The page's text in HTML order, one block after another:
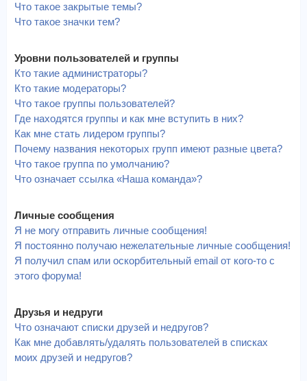
Что такое закрытые темы?
Что такое значки тем?
Уровни пользователей и группы
Кто такие администраторы?
Кто такие модераторы?
Что такое группы пользователей?
Где находятся группы и как мне вступить в них?
Как мне стать лидером группы?
Почему названия некоторых групп имеют разные цвета?
Что такое группа по умолчанию?
Что означает ссылка «Наша команда»?
Личные сообщения
Я не могу отправить личные сообщения!
Я постоянно получаю нежелательные личные сообщения!
Я получил спам или оскорбительный email от кого-то с
этого форума!
Друзья и недруги
Что означают списки друзей и недругов?
Как мне добавлять/удалять пользователей в списках
моих друзей и недругов?